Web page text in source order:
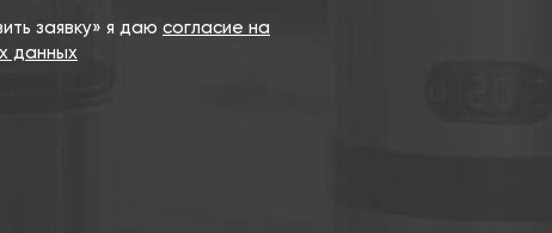
заявку» я даю согласие на
данных